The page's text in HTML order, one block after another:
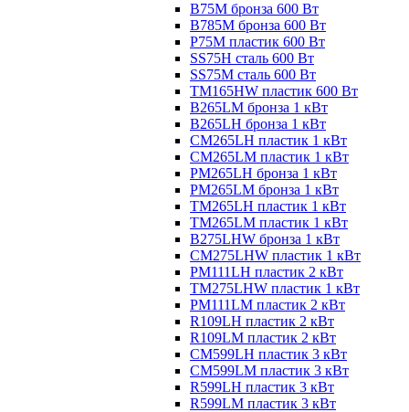
B75M бронза 600 Вт
B785M бронза 600 Вт
P75M пластик 600 Вт
SS75H сталь 600 Вт
SS75M сталь 600 Вт
TM165HW пластик 600 Вт
B265LM бронза 1 кВт
B265LH бронза 1 кВт
CM265LH пластик 1 кВт
CM265LM пластик 1 кВт
PM265LH бронза 1 кВт
PM265LM бронза 1 кВт
TM265LH пластик 1 кВт
TM265LM пластик 1 кВт
B275LHW бронза 1 кВт
CM275LHW пластик 1 кВт
PM111LH пластик 2 кВт
TM275LHW пластик 1 кВт
PM111LM пластик 2 кВт
R109LH пластик 2 кВт
R109LM пластик 2 кВт
CM599LH пластик 3 кВт
CM599LM пластик 3 кВт
R599LH пластик 3 кВт
R599LM пластик 3 кВт